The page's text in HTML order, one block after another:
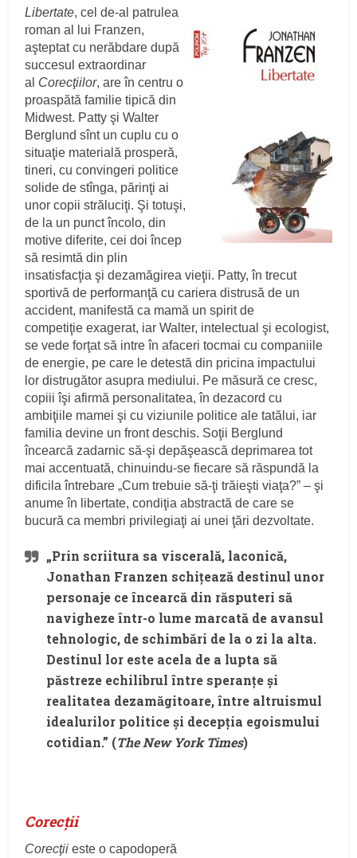
Libertate, cel de-al patrulea
roman al lui Franzen,
aşteptat cu nerăbdare după
succesul extraordinar
al Corecţiilor, are în centru o
proaspătă familie tipică din
Midwest. Patty şi Walter
Berglund sînt un cuplu cu o
situaţie materială prosperă,
tineri, cu convingeri politice
solide de stînga, părinţi ai
unor copii străluciţi. Şi totuşi,
de la un punct încolo, din
motive diferite, cei doi încep
să resimtă din plin
insatisfacţia şi dezamăgirea vieţii. Patty, în trecut
sportivă de performanţă cu cariera distrusă de un
accident, manifestă ca mamă un spirit de
competiţie exagerat, iar Walter, intelectual şi ecologist,
se vede forţat să intre în afaceri tocmai cu companiile
de energie, pe care le detestă din pricina impactului
lor distrugător asupra mediului. Pe măsură ce cresc,
copiii îşi afirmă personalitatea, în dezacord cu
ambiţiile mamei şi cu viziunile politice ale tatălui, iar
familia devine un front deschis. Soţii Berglund
încearcă zadarnic să-şi depăşească deprimarea tot
mai accentuată, chinuindu-se fiecare să răspundă la
dificila întrebare „Cum trebuie să-ţi trăieşti viaţa?” – şi
anume în libertate, condiţia abstractă de care se
bucură ca membri privilegiaţi ai unei ţări dezvoltate.
„Prin scriitura sa viscerală, laconică,
Jonathan Franzen schiţează destinul unor
personaje ce încearcă din răsputeri să
navigheze într-o lume marcată de avansul
tehnologic, de schimbări de la o zi la alta.
Destinul lor este acela de a lupta să
păstreze echilibrul între speranţe şi
realitatea dezamăgitoare, între altruismul
idealurilor politice şi decepţia egoismului
cotidian.” (The New York Times)
Corecții
Corecţii este o capodoperă